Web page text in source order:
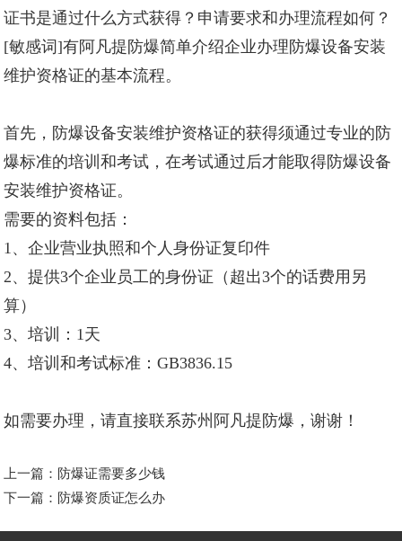
证书是通过什么方式获得？申请要求和办理流程如何？
[敏感词]有阿凡提防爆简单介绍企业办理 防爆设备安装
维护资格证的基本流程。
首先，防爆设备安装维护资格证的获得须通过专业的防
爆标准的培训和考试，在考试通过后才能取得防爆设备
安装维护资格证。
需要的资料包括：
1、企业营业执照和个人身份证复印件
2、提供3个企业员工的身份证（超出3个的话费用另
算）
3、培训：1天
4、培训和考试标准：GB3836.15
如需要办理，请直接联系苏州阿凡提防爆，谢谢！
上一篇： 防爆证需要多少钱
下一篇： 防爆资质证怎么办